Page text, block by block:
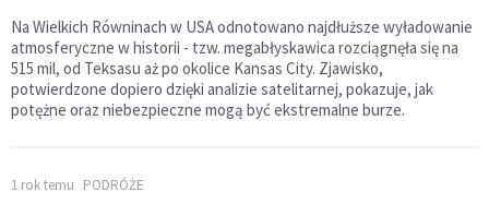
Na Wielkich Równinach w USA odnotowano najdłuższe wyładowanie
atmosferyczne w historii - tzw. megabłyskawica rozciągnęła się na
515 mil, od Teksasu aż po okolice Kansas City. Zjawisko,
potwierdzone dopiero dzięki analizie satelitarnej, pokazuje, jak
potężne oraz niebezpieczne mogą być ekstremalne burze.
1 rok temu PODRÓŻE